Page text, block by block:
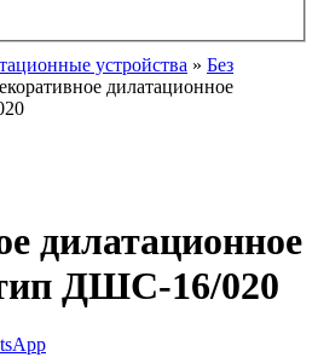
устройства » Без
дилатационное
дилатационное
ДШС-16/020